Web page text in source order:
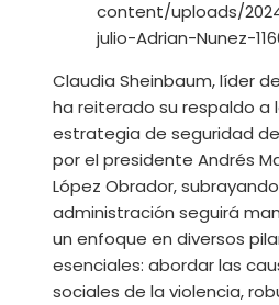
Claudia Sheinbaum, líder
ha reiterado su respaldo a
estrategia de seguridad
por el presidente Andrés
López Obrador,
administración seguirá
un enfoque en diversos
esenciales: abordar las
sociales de la violencia,